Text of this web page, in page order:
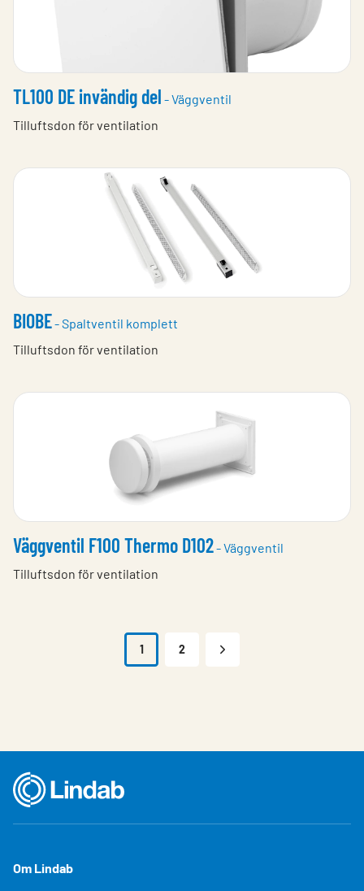
TL100 DE invändig del - Väggventil
Tilluftsdon för ventilation
BIOBE- Spaltventil komplett
Tilluftsdon för ventilation
Väggventil F100 Thermo D102- Väggventil
Tilluftsdon för ventilation
1 2
Om Lindab